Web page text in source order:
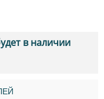
в наличии